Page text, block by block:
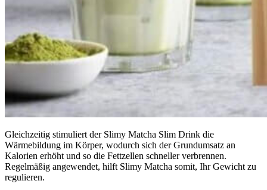
Gleichzeitig stimuliert der Slimy Matcha Slim Drink die
Wärmebildung im Körper, wodurch sich der Grundumsatz an
Kalorien erhöht und so die Fettzellen schneller verbrennen.
Regelmäßig angewendet, hilft Slimy Matcha somit, Ihr Gewicht zu
regulieren.